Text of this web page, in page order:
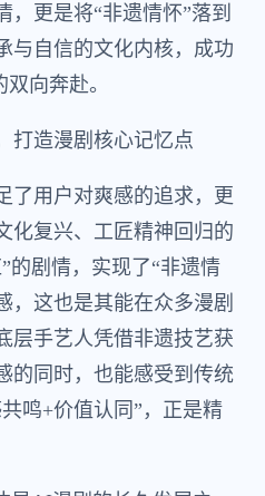
更是将“非遗情怀”落到
与自信的文化内核，成功
向奔赴。
打造漫剧核心记忆点
了用户对爽感的追求，更
化复兴、工匠精神回归的
的剧情，实现了“非遗情
，这也是其能在众多漫剧
层手艺人凭借非遗技艺获
的同时，也能感受到传统
鸣+价值认同”，正是精